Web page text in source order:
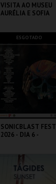
VISITA AO MUSEU
AURÉLIA E SOFIA
MUSEU AURÉLIA E
SOFIA
MAIS INFO
COMPRAR
ESGOTADO
SONICBLAST FEST
2026 - DIA 6 -
PRAIA DUNA DO
CALDEIRÃO